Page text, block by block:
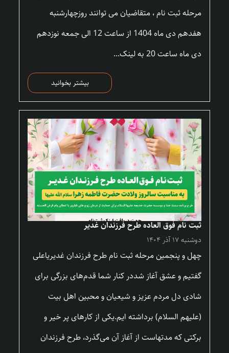
مرحله ثبت نام ، متقاضیان می توانند روزچهارشنبه
هفدهم دی ماه 1404 از ساعت 12 الی جمعه نوزدهم
دی ماه ساعت 20 به لینک...
بیشتر بخوانید
ثبت نام فوق العاده طرح فرزندان غدیر
دوشنبه ۱۷ آذر ۱۴۰۴
چهل و پنجمین مرحله ثبت نام طرح فرزندان غدیریاعلی
گفتیم و عشق آغاز شددر کنار شما قدم‌های بزرگی برای
شادی دل مردم عزیز و شیعیان و محبین اهل بیت
(علیهم السلام) برداشته ایم.یکی از کارهای پر خیر و
برکتی که مدتهاست از آغاز آن می‌گذرد، طرح فرزندان